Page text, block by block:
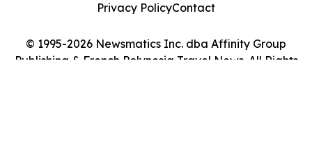
© 1995-2026 Newsmatics Inc. dba Affinity Group
Publishing & French Polynesia Travel News. All Rights
Privacy PolicyContact